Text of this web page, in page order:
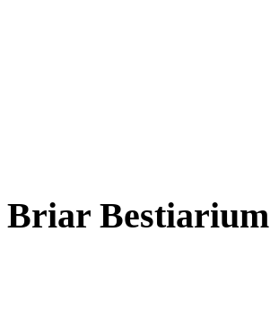
Briar Bestiarium